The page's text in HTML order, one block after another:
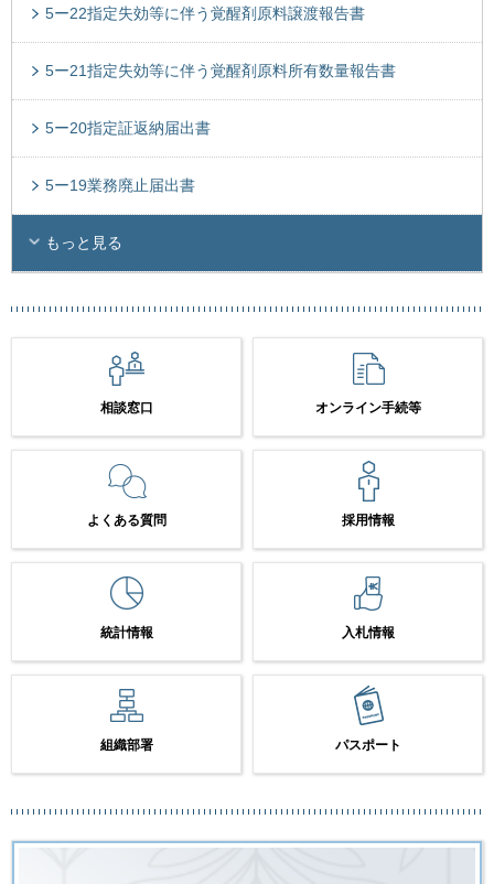
5ー22指定失効等に伴う覚醒剤原料譲渡報告書
5ー21指定失効等に伴う覚醒剤原料所有数量報告書
5ー20指定証返納届出書
5ー19業務廃止届出書
もっと見る
相談窓口 オンライン手続等
よくある質問 採用情報
統計情報 入札情報
組織部署 パスポート